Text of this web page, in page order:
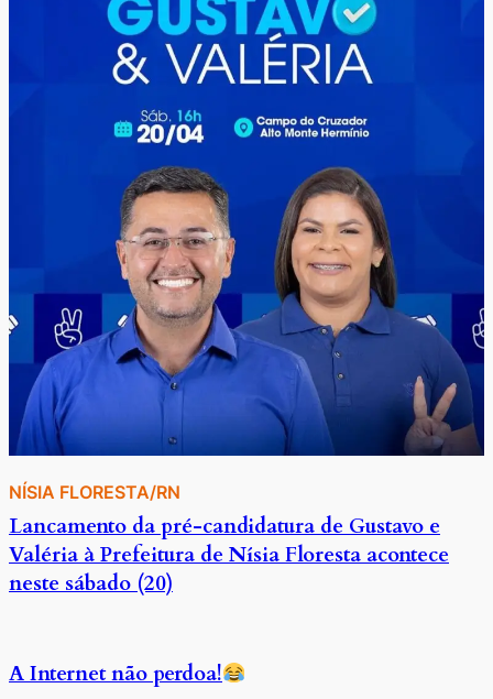
NÍSIA FLORESTA/RN
Lancamento da pré-candidatura de Gustavo e
Valéria à Prefeitura de Nísia Floresta acontece
neste sábado (20)
A Internet não perdoa!